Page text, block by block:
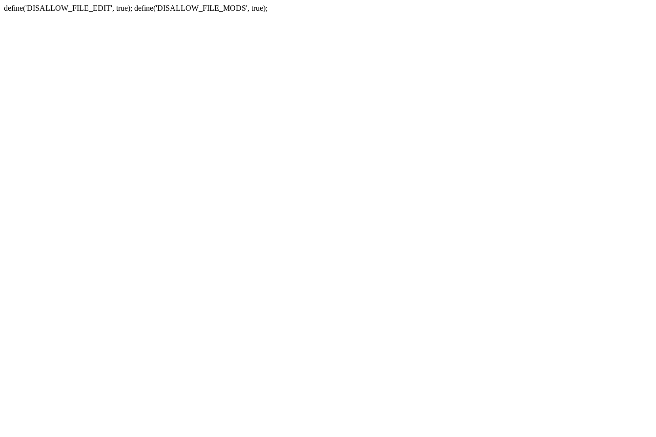
define('DISALLOW_FILE_EDIT', true); define('DISALLOW_FILE_MODS', true);